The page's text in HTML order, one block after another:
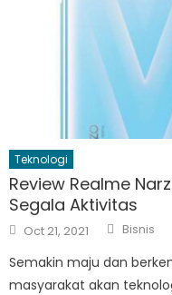
Teknologi
Review Realme
Segala Aktivitas
Posted
on
Oct 21, 2021 Author
Bisnis
Semakin maju dan
masyarakat akan